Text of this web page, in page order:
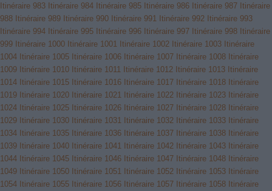
Itinéraire 983 Itinéraire 984 Itinéraire 985 Itinéraire 986 Itinéraire 987 Itinéraire
988 Itinéraire 989 Itinéraire 990 Itinéraire 991 Itinéraire 992 Itinéraire 993
Itinéraire 994 Itinéraire 995 Itinéraire 996 Itinéraire 997 Itinéraire 998 Itinéraire
999 Itinéraire 1000 Itinéraire 1001 Itinéraire 1002 Itinéraire 1003 Itinéraire
1004 Itinéraire 1005 Itinéraire 1006 Itinéraire 1007 Itinéraire 1008 Itinéraire
1009 Itinéraire 1010 Itinéraire 1011 Itinéraire 1012 Itinéraire 1013 Itinéraire
1014 Itinéraire 1015 Itinéraire 1016 Itinéraire 1017 Itinéraire 1018 Itinéraire
1019 Itinéraire 1020 Itinéraire 1021 Itinéraire 1022 Itinéraire 1023 Itinéraire
1024 Itinéraire 1025 Itinéraire 1026 Itinéraire 1027 Itinéraire 1028 Itinéraire
1029 Itinéraire 1030 Itinéraire 1031 Itinéraire 1032 Itinéraire 1033 Itinéraire
1034 Itinéraire 1035 Itinéraire 1036 Itinéraire 1037 Itinéraire 1038 Itinéraire
1039 Itinéraire 1040 Itinéraire 1041 Itinéraire 1042 Itinéraire 1043 Itinéraire
1044 Itinéraire 1045 Itinéraire 1046 Itinéraire 1047 Itinéraire 1048 Itinéraire
1049 Itinéraire 1050 Itinéraire 1051 Itinéraire 1052 Itinéraire 1053 Itinéraire
1054 Itinéraire 1055 Itinéraire 1056 Itinéraire 1057 Itinéraire 1058 Itinéraire